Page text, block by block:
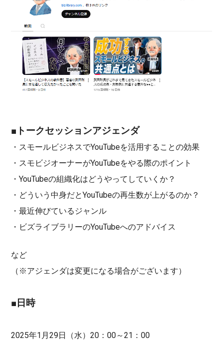
■トークセッションアジェンダ
・スモールビジネスでYouTubeを活用することの効果
・スモビジオーナーがYouTubeをやる際のポイント
・YouTubeの組織化はどうやってしていくか？
・どういう中身だとYouTubeの再生数が上がるのか？
・最近伸びているジャンル
・ビズライブラリーのYouTubeへのアドバイス
など
（※アジェンダは変更になる場合がございます）
■日時
2025年1月29日（水）20：00～21：00